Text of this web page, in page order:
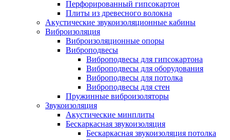
Перфорированный гипсокартон
Плиты из древесного волокна
Акустические звукоизоляционные кабины
Виброизоляция
Виброизоляционные опоры
Виброподвесы
Виброподвесы для гипсокартона
Виброподвесы для оборудования
Виброподвесы для потолка
Виброподвесы для стен
Пружинные виброизоляторы
Звукоизоляция
Акустические минплиты
Бескаркасная звукоизоляция
Бескаркасная звукоизоляция потолка